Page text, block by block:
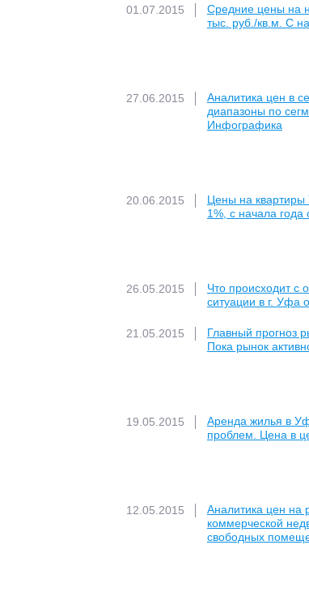
01.07.2015
Средние цены на
тыс. руб./кв.м. С
27.06.2015
Аналитика цен в
диапазоны по
Инфографика
20.06.2015
Цены на квартиры
1%, с начала
26.05.2015
Что происходит с
ситуации в г. Уфа
21.05.2015
Главный прогноз
Пока рынок
19.05.2015
Аренда жилья в
проблем. Цена в
12.05.2015
Аналитика цен на
коммерческой
свободных